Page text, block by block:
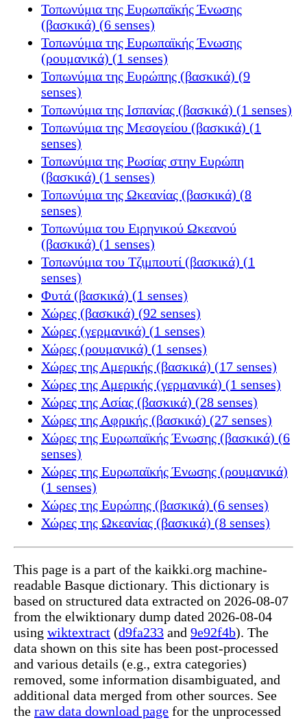
Τοπωνύμια της Ευρωπαϊκής Ένωσης
(βασκικά) (6 senses)
Τοπωνύμια της Ευρωπαϊκής Ένωσης
(ρουμανικά) (1 senses)
Τοπωνύμια της Ευρώπης (βασκικά) (9
senses)
Τοπωνύμια της Ισπανίας (βασκικά) (1 senses)
Τοπωνύμια της Μεσογείου (βασκικά) (1
senses)
Τοπωνύμια της Ρωσίας στην Ευρώπη
(βασκικά) (1 senses)
Τοπωνύμια της Ωκεανίας (βασκικά) (8
senses)
Τοπωνύμια του Ειρηνικού Ωκεανού
(βασκικά) (1 senses)
Τοπωνύμια του Τζιμπουτί (βασκικά) (1
senses)
Φυτά (βασκικά) (1 senses)
Χώρες (βασκικά) (92 senses)
Χώρες (γερμανικά) (1 senses)
Χώρες (ρουμανικά) (1 senses)
Χώρες της Αμερικής (βασκικά) (17 senses)
Χώρες της Αμερικής (γερμανικά) (1 senses)
Χώρες της Ασίας (βασκικά) (28 senses)
Χώρες της Αφρικής (βασκικά) (27 senses)
Χώρες της Ευρωπαϊκής Ένωσης (βασκικά) (6
senses)
Χώρες της Ευρωπαϊκής Ένωσης (ρουμανικά)
(1 senses)
Χώρες της Ευρώπης (βασκικά) (6 senses)
Χώρες της Ωκεανίας (βασκικά) (8 senses)
This page is a part of the kaikki.org machine-
readable Basque dictionary. This dictionary is
based on structured data extracted on 2026-08-07
from the elwiktionary dump dated 2026-08-04
using wiktextract (d9fa233 and 9e92f4b). The
data shown on this site has been post-processed
and various details (e.g., extra categories)
removed, some information disambiguated, and
additional data merged from other sources. See
the raw data download page for the unprocessed